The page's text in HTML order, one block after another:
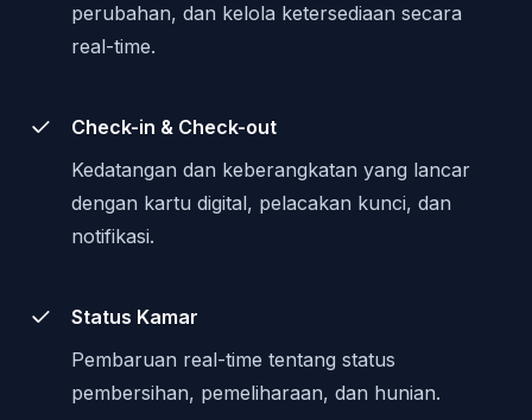
perubahan, dan kelola ketersediaan secara
real-time.
Check-in & Check-out
Kedatangan dan keberangkatan yang lancar
dengan kartu digital, pelacakan kunci, dan
notifikasi.
Status Kamar
Pembaruan real-time tentang status
pembersihan, pemeliharaan, dan hunian.